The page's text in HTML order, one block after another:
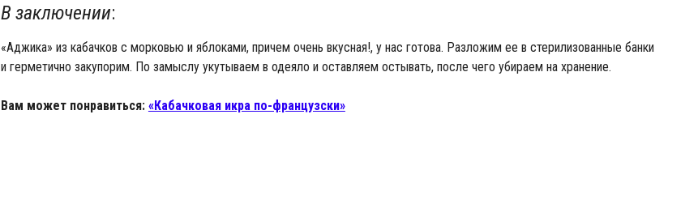
В заключении:
«Аджика» из кабачков с морковью и яблоками, причем очень вкусная!, у нас готова. Разложим ее в стерилизованные банки
и герметично закупорим. По замыслу укутываем в одеяло и оставляем остывать, после чего убираем на хранение.
Вам может понравиться: «Кабачковая икра по-французски»